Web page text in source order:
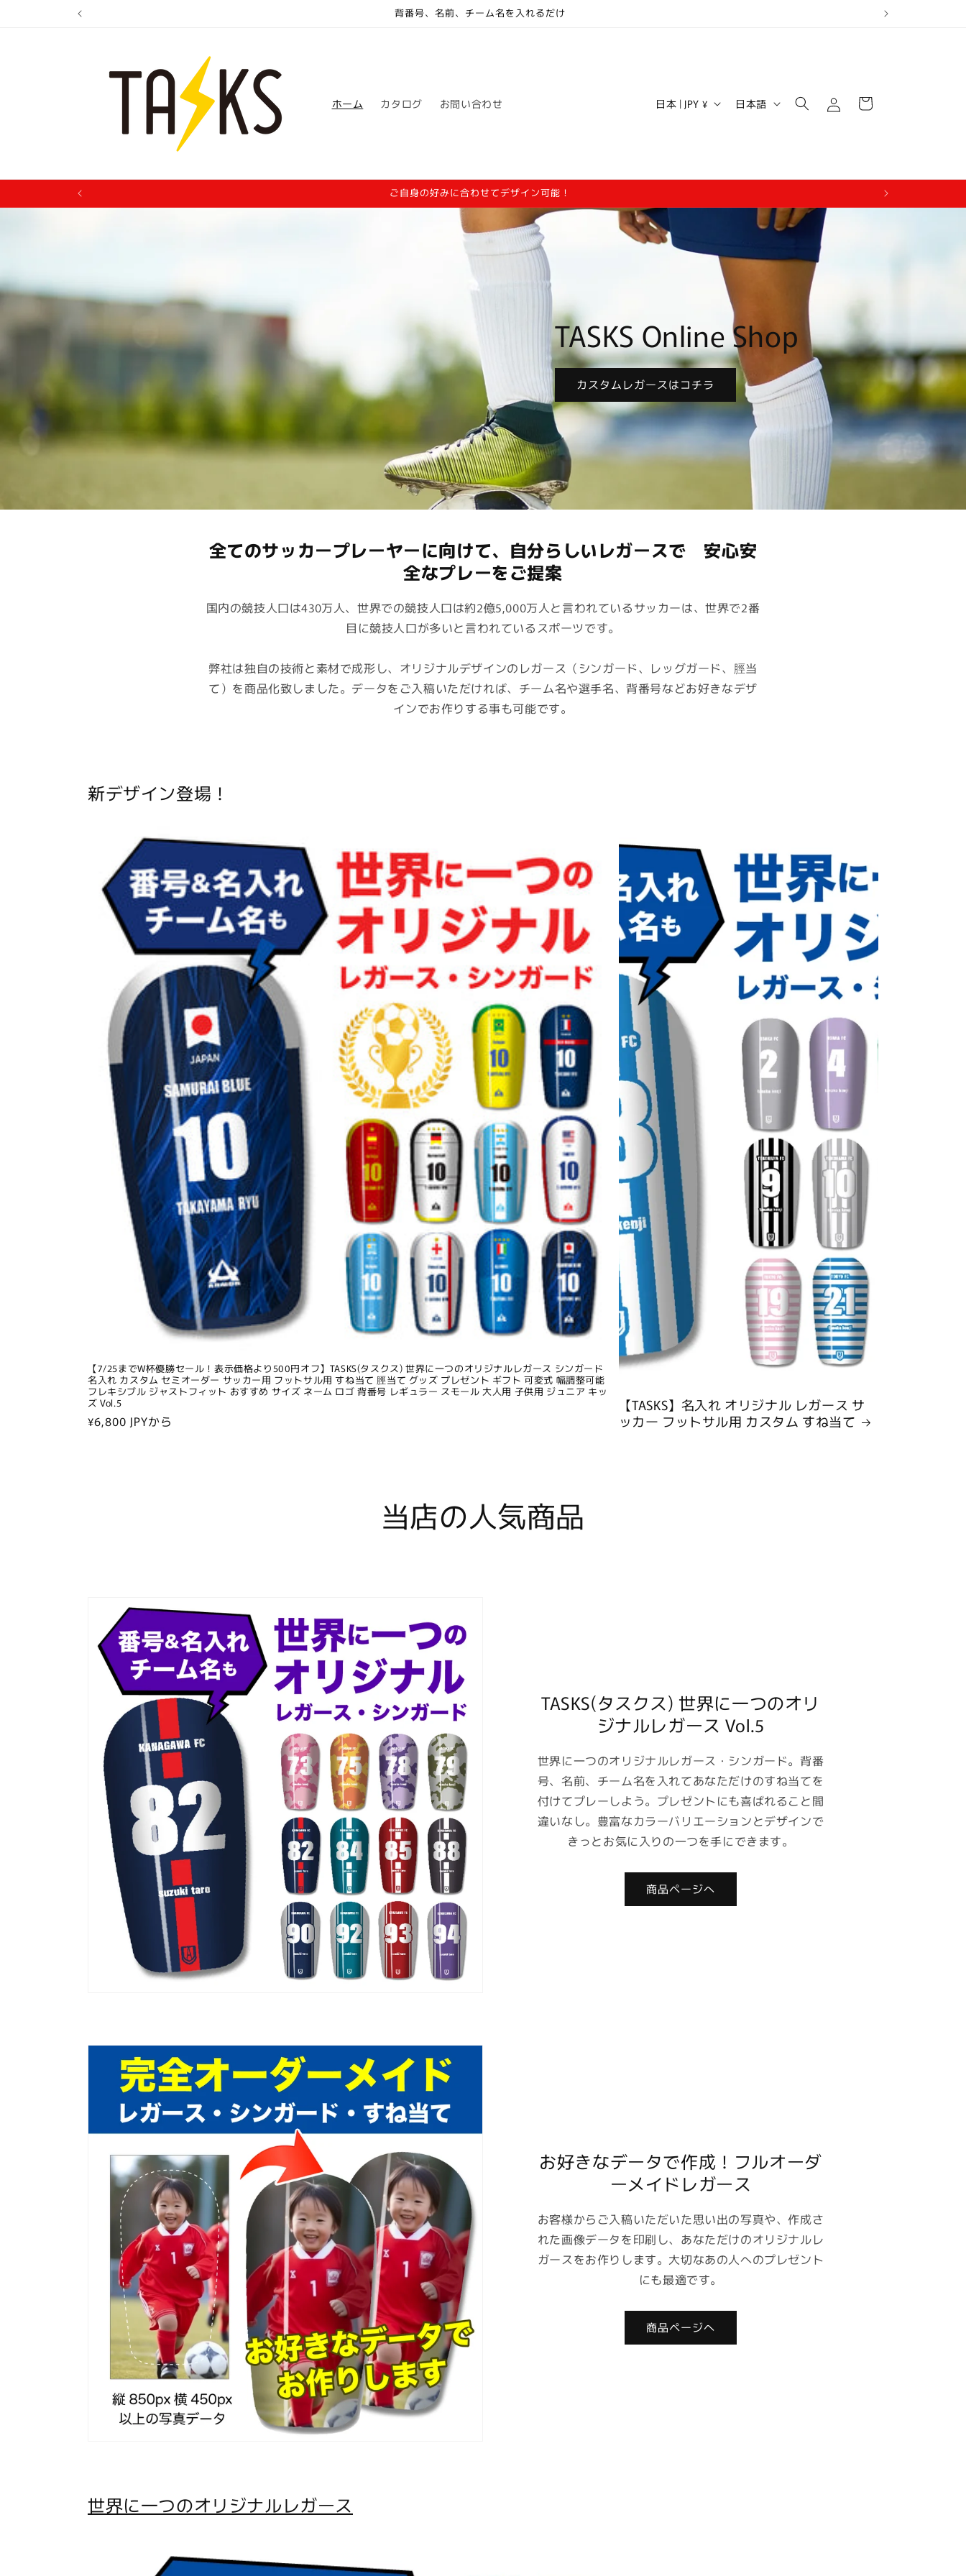
背番号、名前、チーム名を入れるだけ
ホーム カタログ お問い合わせ
国
日本 | JPY ¥
言
日本語
イ
ー
ご自身の好みに合わせてデザイン可能！
TASKS Online Shop
カスタムレガースはコチラ
全てのサッカープレーヤーに向けて、自分らしいレガースで 安心安
全なプレーをご提案
国内の競技人口は430万人、世界での競技人口は約2億5,000万人と言われているサッカーは、世界で2番
目に競技人口が多いと言われているスポーツです。
弊社は独自の技術と素材で成形し、オリジナルデザインのレガース（シンガード、レッグガード、脛当
て）を商品化致しました。データをご入稿いただければ、チーム名や選手名、背番号などお好きなデザ
インでお作りする事も可能です。
新デザイン登場！
【7/25までW杯優勝セール！表示価格より500円オフ】TASKS(タスクス) 世界に一つのオリジナルレガース シンガード
名入れ カスタム セミオーダー サッカー用 フットサル用 すね当て 脛当て グッズ プレゼント ギフト 可変式 幅調整可能
フレキシブル ジャストフィット おすすめ サイズ ネーム ロゴ 背番号 レギュラー スモール 大人用 子供用 ジュニア キッ
ズ Vol.5
通
¥6,800 JPYから
【TASKS】名入れ オリジナル レガース サ
ッカー フットサル用 カスタム すね当て
当店の人気商品
TASKS(タスクス) 世界に一つのオリ
ジナルレガース Vol.5
世界に一つのオリジナルレガース・シンガード。背番
号、名前、チーム名を入れてあなただけのすね当てを
付けてプレーしよう。プレゼントにも喜ばれること間
違いなし。豊富なカラーバリエーションとデザインで
きっとお気に入りの一つを手にできます。
商品ページへ
お好きなデータで作成！フルオーダ
ーメイドレガース
お客様からご入稿いただいた思い出の写真や、作成さ
れた画像データを印刷し、あなただけのオリジナルレ
ガースをお作りします。大切なあの人へのプレゼント
にも最適です。
商品ページへ
世界に一つのオリジナルレガース